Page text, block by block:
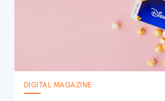
DIGITAL MAGAZINE